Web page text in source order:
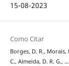
15-08-2023
Como Citar
Borges, D. R., Morais,
C., Almeida, D. R. G.,